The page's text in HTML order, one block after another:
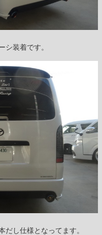
シ装着です。
だし仕様となってます。